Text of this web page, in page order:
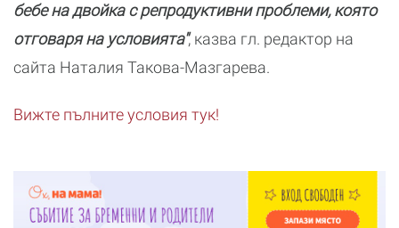
бебе на двойка с репродуктивни проблеми, която
отговаря на условията", казва гл. редактор на
сайта Наталия Такова-Мазгарева.
Вижте пълните условия тук!